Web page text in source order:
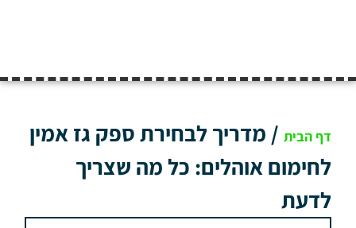
דף הבית / מדריך לבחירת ספק גז אמין
לחימום אוהלים: כל מה שצריך
לדעת